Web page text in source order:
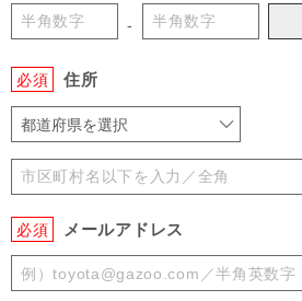
-
必須 住所
都道府県を選択
必須 メールアドレス